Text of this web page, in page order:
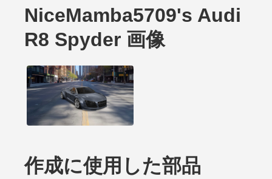
NiceMamba5709's Audi
R8 Spyder 画像
作成に使用した部品